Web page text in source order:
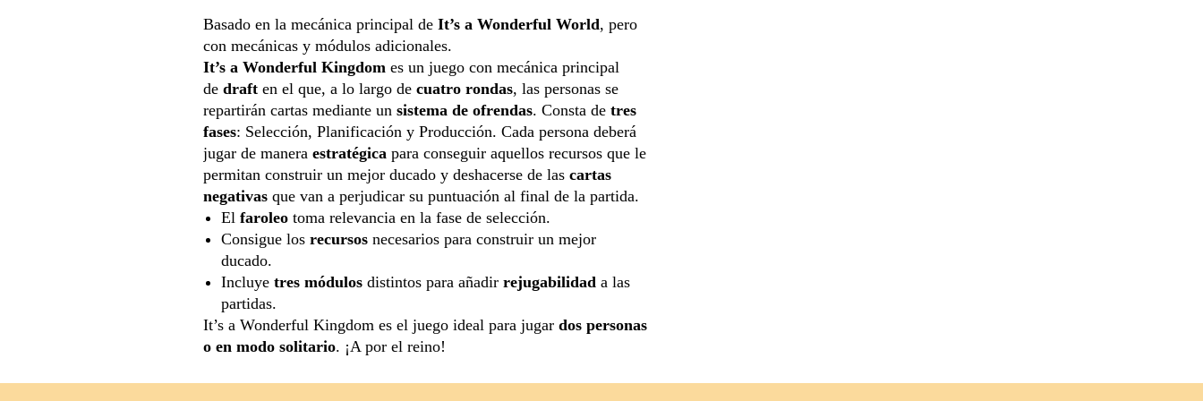
Basado en la mecánica principal de It’s a Wonderful World, pero
con mecánicas y módulos adicionales.
It’s a Wonderful Kingdom es un juego con mecánica principal
de draft en el que, a lo largo de cuatro rondas, las personas se
repartirán cartas mediante un sistema de ofrendas. Consta de tres
fases: Selección, Planificación y Producción. Cada persona deberá
jugar de manera estratégica para conseguir aquellos recursos que le
permitan construir un mejor ducado y deshacerse de las cartas
negativas que van a perjudicar su puntuación al final de la partida.
El faroleo toma relevancia en la fase de selección.
Consigue los recursos necesarios para construir un mejor
ducado.
Incluye tres módulos distintos para añadir rejugabilidad a las
partidas.
It’s a Wonderful Kingdom es el juego ideal para jugar dos personas
o en modo solitario. ¡A por el reino!